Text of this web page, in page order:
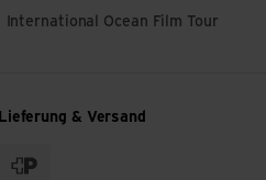
International Ocean Film Tour
Lieferung & Versand